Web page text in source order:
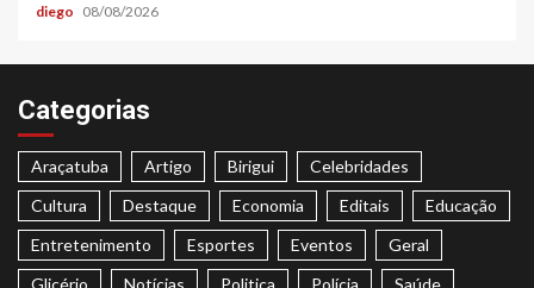
diego 08/08/2026
Categorias
Araçatuba Artigo Birigui
Celebridades
Cultura
Destaque Economia Editais
Educação
Entretenimento
Esportes Eventos
Geral
Glicério
Notícias Politica Polícia
Saúde